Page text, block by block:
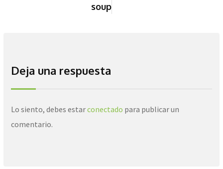
soup
Deja una respuesta
Lo siento, debes estarconectado para publicar un
comentario.